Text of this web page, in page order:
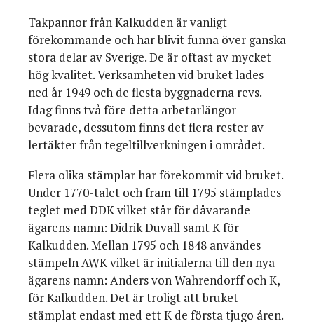
Takpannor från Kalkudden är vanligt
förekommande och har blivit funna över ganska
stora delar av Sverige. De är oftast av mycket
hög kvalitet. Verksamheten vid bruket lades
ned år 1949 och de flesta byggnaderna revs.
Idag finns två före detta arbetarlängor
bevarade, dessutom finns det flera rester av
lertäkter från tegeltillverkningen i området.
Flera olika stämplar har förekommit vid bruket.
Under 1770-talet och fram till 1795 stämplades
teglet med DDK vilket står för dåvarande
ägarens namn: Didrik Duvall samt K för
Kalkudden. Mellan 1795 och 1848 användes
stämpeln AWK vilket är initialerna till den nya
ägarens namn: Anders von Wahrendorff och K,
för Kalkudden. Det är troligt att bruket
stämplat endast med ett K de första tjugo åren.